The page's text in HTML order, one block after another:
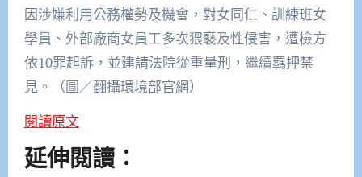
因涉嫌利用公務權勢及機會，對女同仁、訓練班女
學員、外部廠商女員工多次猥褻及性侵害，遭檢方
依10罪起訴，並建請法院從重量刑，繼續羈押禁
見。（圖／翻攝環境部官網）
閱讀原文
延伸閱讀：